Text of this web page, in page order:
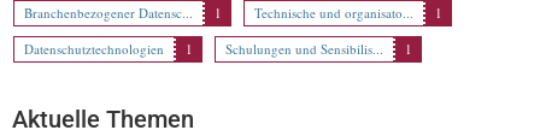
Branchenbezogener Datensc... 1 Technische und organisato...
1
Datenschutztechnologien
1 Schulungen und Sensibilis... 1
Aktuelle Themen